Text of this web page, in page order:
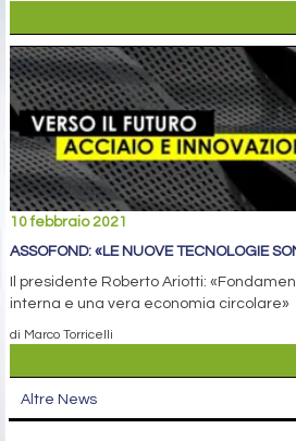
10 febbraio 2021
ASSOFOND: «LE NUOVE TECNOLOGIE
Il presidente Roberto Ariotti:
interna e una vera economia circolare»
di Marco Torricelli
Altre News